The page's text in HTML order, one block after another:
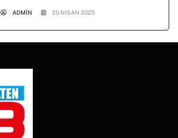
ADMIN 25 NISAN 2025